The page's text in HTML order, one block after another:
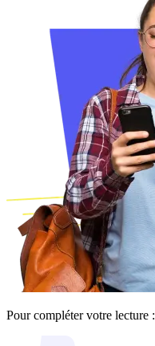
Pour compléter votre lecture :